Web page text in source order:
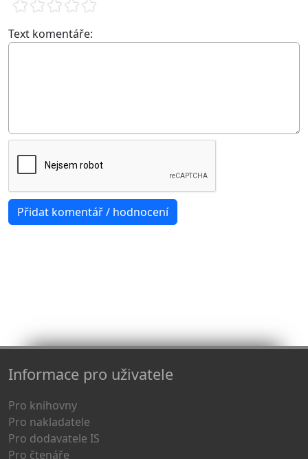
Text komentáře:
Informace pro uživatele
Pro knihovny
Pro nakladatele
Pro dodavatele IS
Pro čtenáře